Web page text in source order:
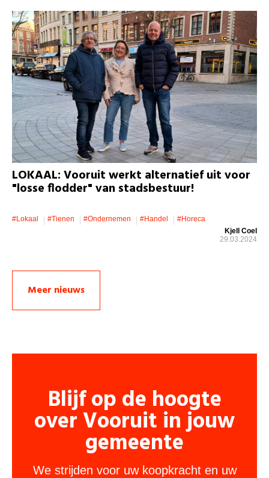
LOKAAL: Vooruit werkt alternatief uit voor
"losse flodder" van stadsbestuur!
#lokaal #Tienen #ondernemen #handel
#horeca
Kjell Coel
29.03.2024
Meer nieuws
Blijf op de hoogte
over Vooruit in jouw
gemeente
We strijden voor uw koopkracht en uw